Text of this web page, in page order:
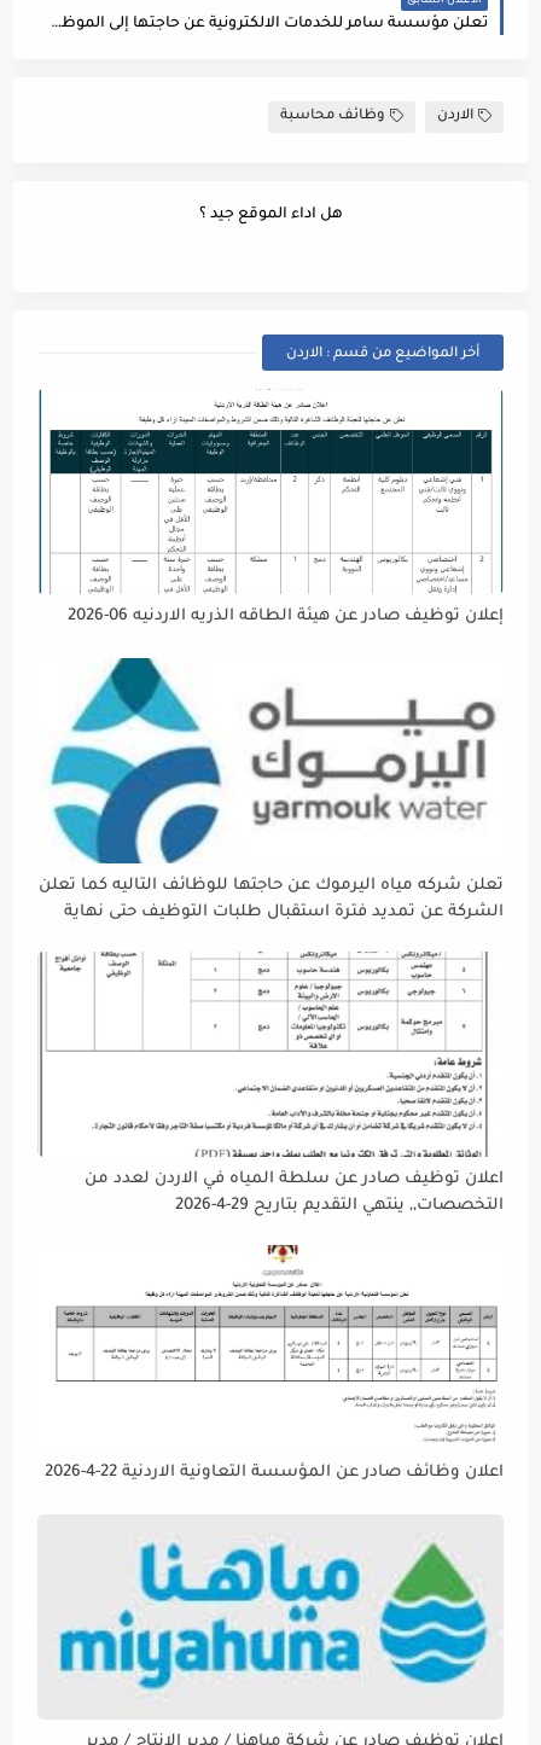
تعلن مؤسسة سامر للخدمات الالكترونية عن حاجتها إلى الموظفين في عمان واربد والرزقاء
الاردن وظائف محاسبة
هل اداء الموقع جيد ؟
أخر المواضيع من قسم : الاردن
إعلان توظيف صادر عن هيئة الطاقه الذريه الاردنيه 06-2026
تعلن شركه مياه اليرموك عن حاجتها للوظائف التاليه كما تعلن
الشركة عن تمديد فترة استقبال طلبات التوظيف حتى نهاية
إتاحة الفرصة الكافية أمام الجميع لاستكمال إجراءات التقديم.
اعلان توظيف صادر عن سلطة المياه في الاردن لعدد من
التخصصات,, ينتهي التقديم بتاريح 29-4-2026
اعلان وظائف صادر عن المؤسسة التعاونية الاردنية 22-4-2026